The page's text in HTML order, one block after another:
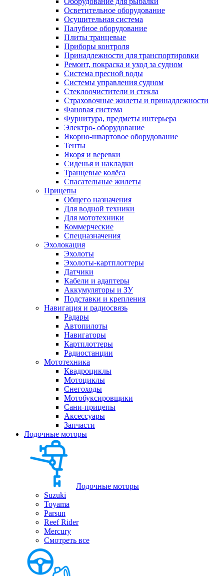
Осветительное оборудование
Осушительная система
Палубное оборудование
Плиты транцевые
Приборы контроля
Принадлежности для транспортировки
Ремонт, покраска и уход за судном
Система пресной воды
Системы управления судном
Стеклоочистители и стекла
Страховочные жилеты и принадлежности
Фановая система
Фурнитура, предметы интерьера
Электро- оборудование
Якорно-швартовое оборудование
Тенты
Якоря и веревки
Сиденья и накладки
Транцевые колёса
Спасательные жилеты
Прицепы
Общего назначения
Для водной техники
Для мототехники
Коммерческие
Спецназначения
Эхолокация
Эхолоты
Эхолоты-картплоттеры
Датчики
Кабели и адаптеры
Аккумуляторы и ЗУ
Подставки и крепления
Навигация и радиосвязь
Радары
Автопилоты
Навигаторы
Картплоттеры
Радиостанции
Мототехника
Квадроциклы
Мотоциклы
Снегоходы
Мотобуксировщики
Сани-прицепы
Аксессуары
Запчасти
Лодочные моторы
Лодочные моторы
Suzuki
Toyama
Parsun
Reef Rider
Mercury
Смотреть все